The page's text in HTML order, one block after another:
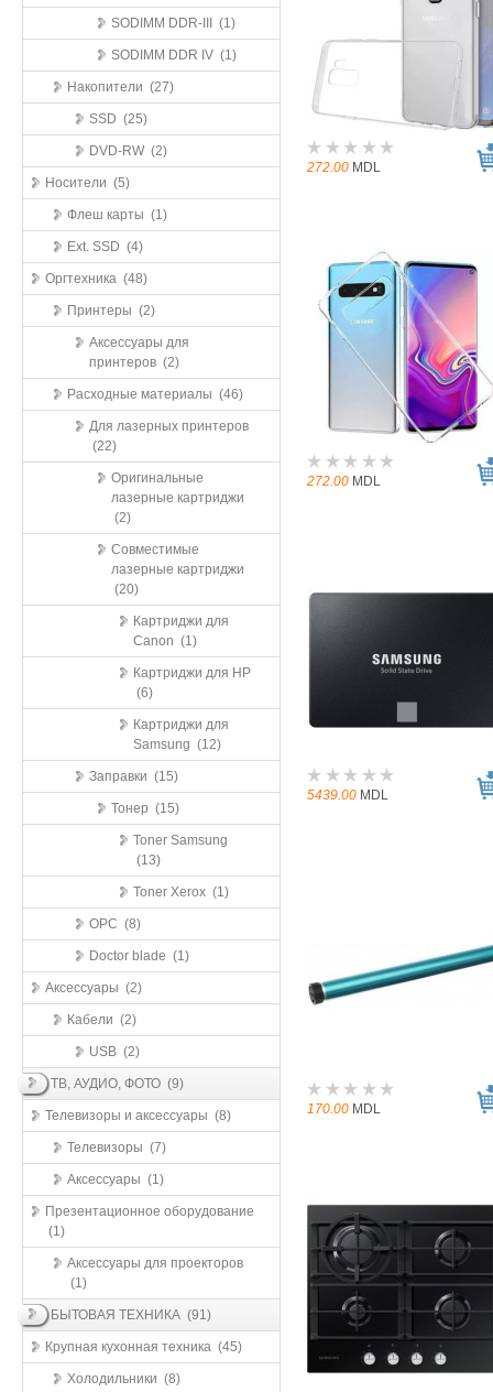
SODIMM DDR-III (1)
SODIMM DDR IV (1)
Накопители (27)
SSD (25)
DVD-RW (2)
Носители (5)
Флеш карты (1)
Ext. SSD (4)
Оргтехника (48)
Принтеры (2)
Аксессуары для
принтеров (2)
Расходные материалы (46)
Для лазерных принтеров
(22)
Оригинальные
лазерные картриджи
(2)
Совместимые
лазерные картриджи
(20)
Картриджи для
Canon (1)
Картриджи для HP
(6)
Картриджи для
Samsung (12)
Заправки (15)
Тонер (15)
Toner Samsung
(13)
Toner Xerox (1)
OPC (8)
Doctor blade (1)
Аксессуары (2)
Кабели (2)
USB (2)
ТВ, АУДИО, ФОТО (9)
Телевизоры и аксессуары (8)
Телевизоры (7)
Аксессуары (1)
Презентационное оборудование
(1)
Аксессуары для проекторов
(1)
БЫТОВАЯ ТЕХНИКА (91)
Крупная кухонная техника (45)
Холодильники (8)
272.00 MDL
272.00 MDL
5439.00 MDL
170.00 MDL